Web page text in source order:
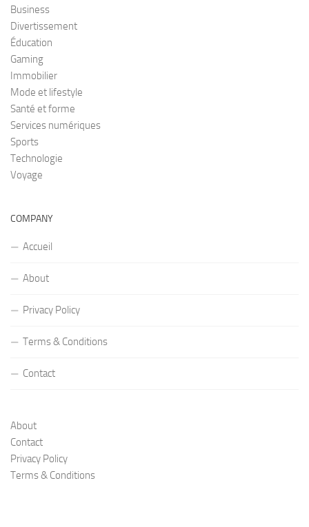
Business
Divertissement
Éducation
Gaming
Immobilier
Mode et lifestyle
Santé et forme
Services numériques
Sports
Technologie
Voyage
COMPANY
Accueil
About
Privacy Policy
Terms & Conditions
Contact
About
Contact
Privacy Policy
Terms & Conditions